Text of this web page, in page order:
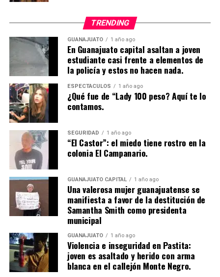
TRENDING
GUANAJUATO 1 año ago
En Guanajuato capital asaltan a joven
estudiante casi frente a elementos de
la policía y estos no hacen nada.
ESPECTÁCULOS 1 año ago
¿Qué fue de “Lady 100 peso? Aquí te lo
contamos.
SEGURIDAD 1 año ago
“El Castor”: el miedo tiene rostro en la
colonia El Campanario.
GUANAJUATO CAPITAL 1 año ago
Una valerosa mujer guanajuatense se
manifiesta a favor de la destitución de
Samantha Smith como presidenta
municipal
GUANAJUATO 1 año ago
Violencia e inseguridad en Pastita:
joven es asaltado y herido con arma
blanca en el callejón Monte Negro.